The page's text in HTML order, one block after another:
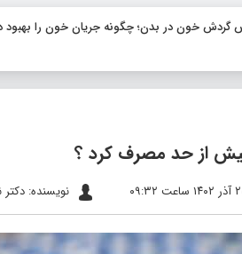
بیش از حد مصرف کرد ؟
نویسنده: دکتر